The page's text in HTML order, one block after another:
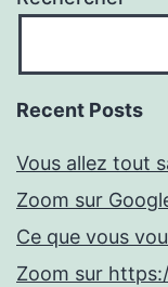
Recent Posts
Vous allez tout
Zoom sur
Ce que vous
Zoom sur